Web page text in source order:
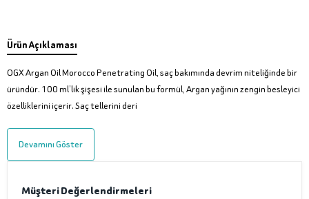
Ürün Açıklaması
OGX Argan Oil Morocco Penetrating Oil, saç bakımında devrim niteliğinde bir
üründür. 100 ml’lik şişesi ile sunulan bu formül, Argan yağının zengin besleyici
özelliklerini içerir. Saç tellerini deri
Devamını Göster
Müşteri Değerlendirmeleri